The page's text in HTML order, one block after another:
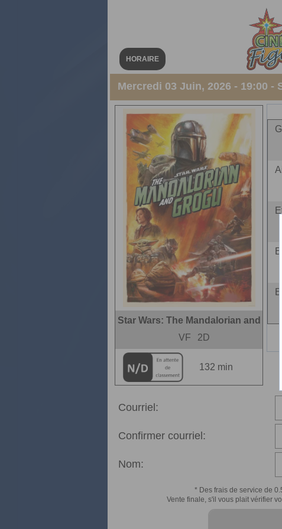
HORAIRE
Mercredi 03 Juin, 2026 - 19:00 -
Star Wars: The Mandalorian and
VF
2D
132 min
Courriel:
Confirmer courriel:
Nom:
* Des frais de service de
Vente finale, s'il vous plait vérifier